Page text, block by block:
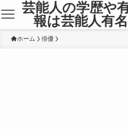
芸能人の学歴や
報は芸能人有
ホーム 俳優